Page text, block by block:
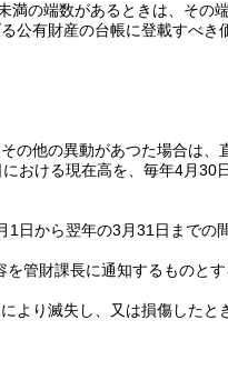
の端数があるときは、その
公有財産の台帳に登載すべき
他の異動があつた場合は、
おける現在高を、毎年4月30
日から翌年の3月31日まで
管財課長に通知するものとす
より滅失し、又は損傷した